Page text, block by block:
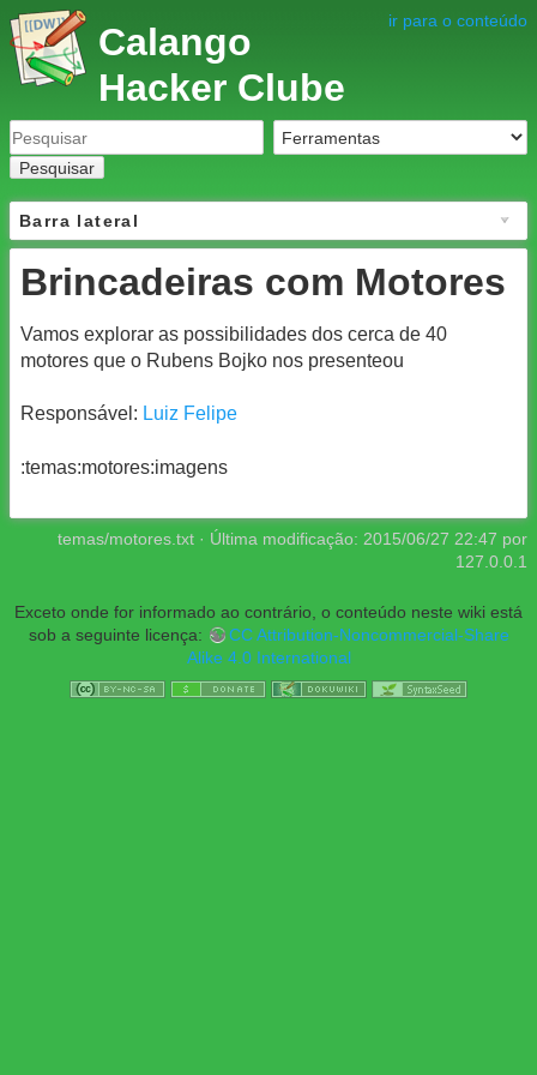
ir para o conteúdo
Calango
Hacker Clube
Pesquisar
Barra lateral
Brincadeiras com Motores
Vamos explorar as possibilidades dos cerca de 40
motores que o Rubens Bojko nos presenteou
Responsável: Luiz Felipe
:temas:motores:imagens
temas/motores.txt · Última modificação: 2015/06/27 22:47 por
127.0.0.1
Exceto onde for informado ao contrário, o conteúdo neste wiki está
sob a seguinte licença:
CC Attribution-Noncommercial-Share
Alike 4.0 International